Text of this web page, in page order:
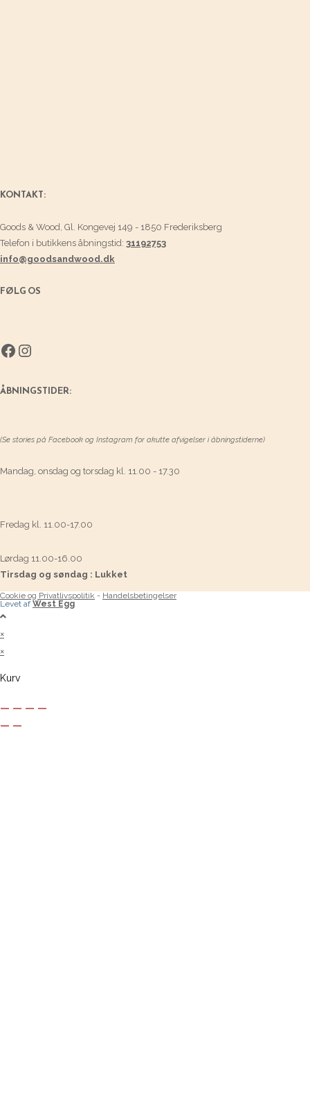
KONTAKT:
Goods & Wood, Gl. Kongevej 149 - 1850 Frederiksberg
Telefon i butikkens åbningstid: 31192753
info@goodsandwood.dk
FØLG OS
Facebook
Instagram
ÅBNINGSTIDER:
(Se stories på Facebook og Instagram for akutte afvigelser i åbningstiderne)
Mandag, onsdag og torsdag kl. 11.00 - 17.30
Fredag kl. 11.00-17.00
Lørdag 11.00-16.00
Tirsdag og søndag : Lukket
Cookie og Privatlivspolitik - Handelsbetingelser
Levet af West Egg
×
×
Kurv